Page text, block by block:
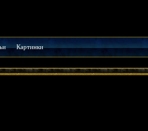
Картинки